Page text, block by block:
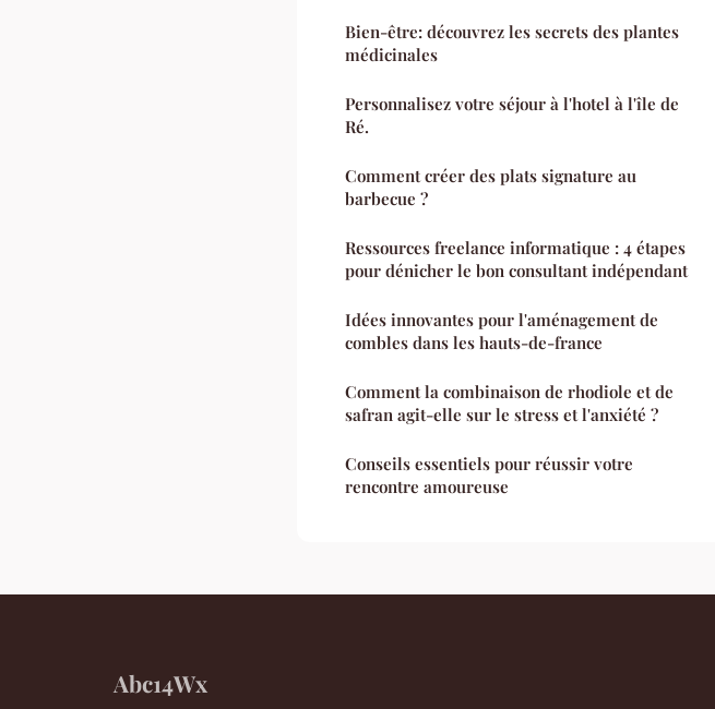
Bien-être: découvrez les secrets des plantes
médicinales
Personnalisez votre séjour à l'hotel à l'île de
Ré.
Comment créer des plats signature au
barbecue ?
Ressources freelance informatique : 4 étapes
pour dénicher le bon consultant indépendant
Idées innovantes pour l'aménagement de
combles dans les hauts-de-france
Comment la combinaison de rhodiole et de
safran agit-elle sur le stress et l'anxiété ?
Conseils essentiels pour réussir votre
rencontre amoureuse
Abc14Wx